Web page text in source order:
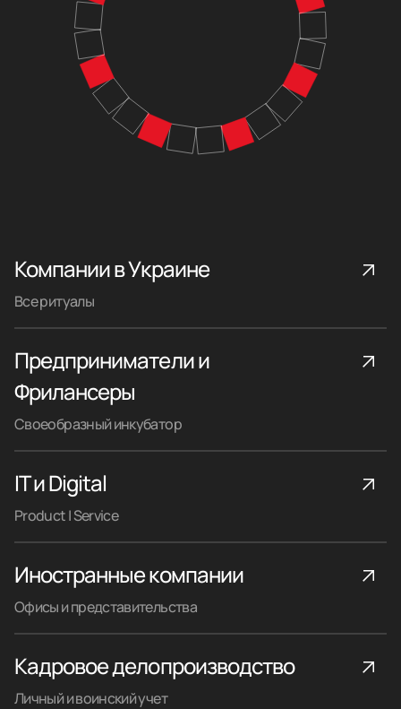
Компании в Украине
Все ритуалы
Предприниматели и
Фрилансеры
Своеобразный инкубатор
IT и Digital
Product | Service
Иностранные компании
Офисы и представительства
Кадровое делопроизводство
Личный и воинский учет